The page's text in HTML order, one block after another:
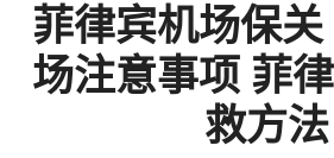
菲律宾机场保
场注意事项 菲
救方法